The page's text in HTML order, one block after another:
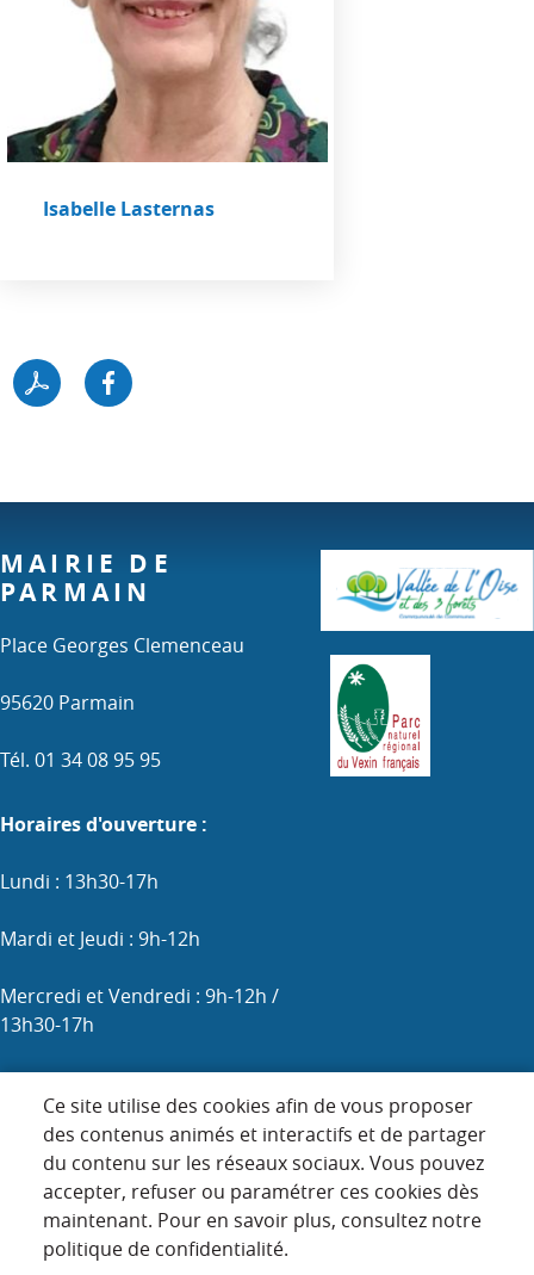
Isabelle Lasternas
Ce site utilise des cookies afin de vous proposer
des contenus animés et interactifs et de partager
du contenu sur les réseaux sociaux. Vous pouvez
accepter, refuser ou paramétrer ces cookies dès
maintenant. Pour en savoir plus, consultez notre
politique de confidentialité.
MAIRIE DE
PARMAIN
Place Georges Clemenceau
95620 Parmain
Tél. 01 34 08 95 95
Horaires d'ouverture :
Lundi : 13h30-17h
Mardi et Jeudi : 9h-12h
Mercredi et Vendredi : 9h-12h /
13h30-17h
Menu
Pied
ACCUEIL
PLAN DU SITE